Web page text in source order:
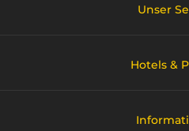
Unser
Hotels &